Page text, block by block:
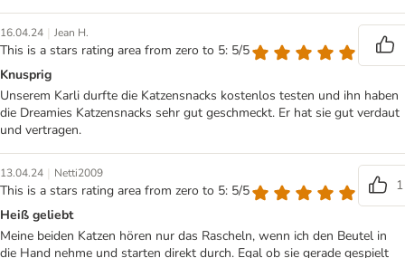
16.04.24 | Jean H.
This is a stars rating area from zero to 5: 5/5
Knusprig
Unserem Karli durfte die Katzensnacks kostenlos testen und ihn haben
die Dreamies Katzensnacks sehr gut geschmeckt. Er hat sie gut verdaut
und vertragen.
13.04.24 | Netti2009
This is a stars rating area from zero to 5: 5/5
1
Heiß geliebt
Meine beiden Katzen hören nur das Rascheln, wenn ich den Beutel in
die Hand nehme und starten direkt durch. Egal ob sie gerade gespielt